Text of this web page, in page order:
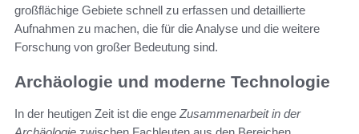
großflächige Gebiete schnell zu erfassen und detaillierte
Aufnahmen zu machen, die für die Analyse und die weitere
Forschung von großer Bedeutung sind.
Archäologie und moderne Technologie
In der heutigen Zeit ist die enge Zusammenarbeit in der